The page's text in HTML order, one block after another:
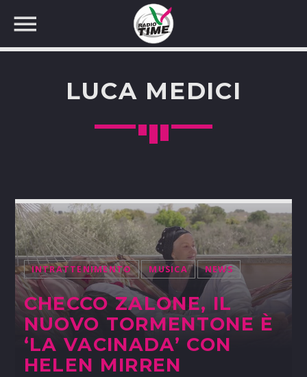
LUCA MEDICI
INTRATTENIMENTO MUSICA NEWS
CHECCO ZALONE, IL
NUOVO TORMENTONE È
‘LA VACINADA’ CON
HELEN MIRREN